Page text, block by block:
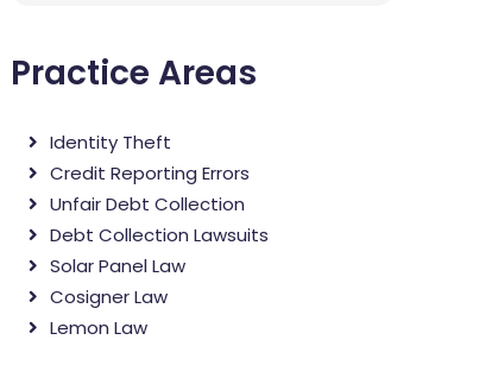
Practice Areas
Identity Theft
Credit Reporting Errors
Unfair Debt Collection
Debt Collection Lawsuits
Solar Panel Law
Cosigner Law
Lemon Law